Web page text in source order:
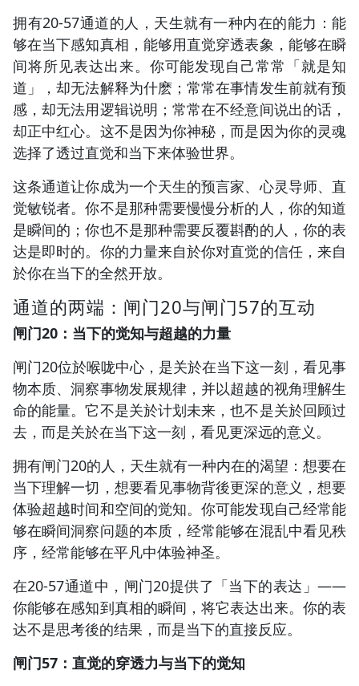
拥有20-57通道的人，天生就有一种内在的能力：能
够在当下感知真相，能够用直觉穿透表象，能够在瞬
间将所见表达出来。你可能发现自己常常「就是知
道」，却无法解释为什麽；常常在事情发生前就有预
感，却无法用逻辑说明；常常在不经意间说出的话，
却正中红心。这不是因为你神秘，而是因为你的灵魂
选择了透过直觉和当下来体验世界。
这条通道让你成为一个天生的预言家、心灵导师、直
觉敏锐者。你不是那种需要慢慢分析的人，你的知道
是瞬间的；你也不是那种需要反覆斟酌的人，你的表
达是即时的。你的力量来自於你对直觉的信任，来自
於你在当下的全然开放。
通道的两端：闸门20与闸门57的互动
闸门20：当下的觉知与超越的力量
闸门20位於喉咙中心，是关於在当下这一刻，看见事
物本质、洞察事物发展规律，并以超越的视角理解生
命的能量。它不是关於计划未来，也不是关於回顾过
去，而是关於在当下这一刻，看见更深远的意义。
拥有闸门20的人，天生就有一种内在的渴望：想要在
当下理解一切，想要看见事物背後更深的意义，想要
体验超越时间和空间的觉知。你可能发现自己经常能
够在瞬间洞察问题的本质，经常能够在混乱中看见秩
序，经常能够在平凡中体验神圣。
在20-57通道中，闸门20提供了「当下的表达」——
你能够在感知到真相的瞬间，将它表达出来。你的表
达不是思考後的结果，而是当下的直接反应。
闸门57：直觉的穿透力与当下的觉知